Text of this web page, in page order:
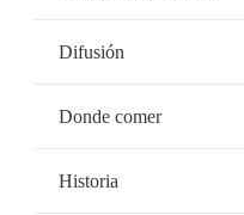
Difusión
Donde comer
Historia